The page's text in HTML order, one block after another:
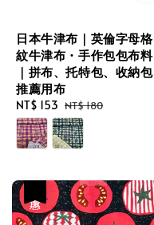
日本牛津布｜英倫字母格
紋牛津布・手作包包布料
｜拼布、托特包、收納包
推薦用布
Sale
price
NT$ 153 Regular
price
NT$ 180